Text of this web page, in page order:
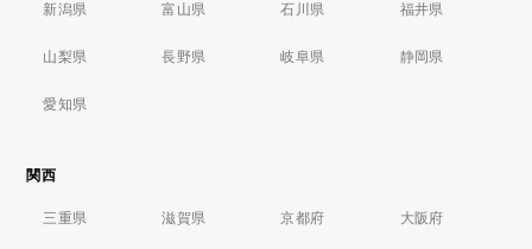
新潟県 富山県 石川県 福井県
山梨県 長野県 岐阜県 静岡県
愛知県
関西
三重県 滋賀県 京都府 大阪府